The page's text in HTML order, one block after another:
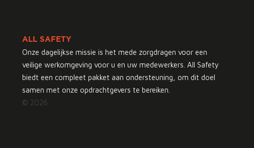
ALL SAFETY
Onze dagelijkse missie is het mede zorgdragen voor een
veilige werkomgeving voor u en uw medewerkers. All Safety
biedt een compleet pakket aan ondersteuning, om dit doel
samen met onze opdrachtgevers te bereiken.
© 2026